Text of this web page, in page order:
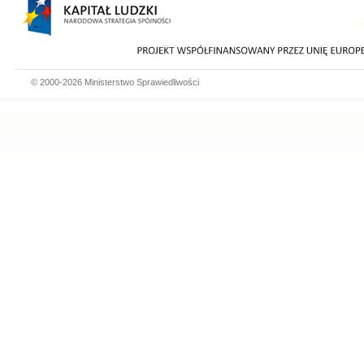
© 2000-2026 Ministerstwo Sprawiedliwości